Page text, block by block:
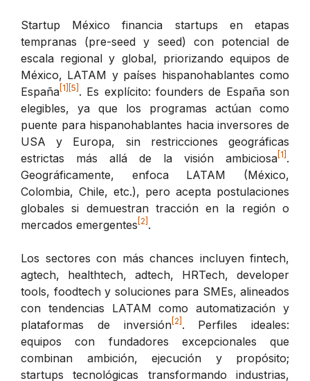
Startup México financia startups en etapas
tempranas (pre-seed y seed) con potencial de
escala regional y global, priorizando equipos de
México, LATAM y países hispanohablantes como
España [1] [5] . Es explícito: founders de España son
elegibles, ya que los programas actúan como
puente para hispanohablantes hacia inversores de
USA y Europa, sin restricciones geográficas
estrictas más allá de la visión ambiciosa [1] .
Geográficamente, enfoca LATAM (México,
Colombia, Chile, etc.), pero acepta postulaciones
globales si demuestran tracción en la región o
mercados emergentes [2] .
Los sectores con más chances incluyen fintech,
agtech, healthtech, adtech, HRTech, developer
tools, foodtech y soluciones para SMEs, alineados
con tendencias LATAM como automatización y
plataformas de inversión [2] . Perfiles ideales:
equipos con fundadores excepcionales que
combinan ambición, ejecución y propósito;
startups tecnológicas transformando industrias,